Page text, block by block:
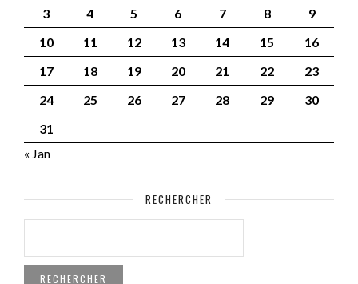
3
4 5 6 7 8
9
10
11 12 13 14 15
16
17
18 19 20 21 22
23
24
25 26 27 28 29
30
31
« Jan
RECHERCHER